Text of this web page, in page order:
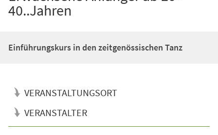
40..Jahren
Einführungskurs in den zeitgenössischen Tanz
VERANSTALTUNGSORT
VERANSTALTER